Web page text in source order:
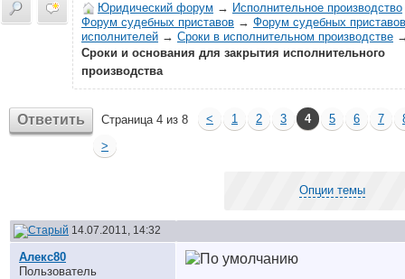
Юридический форум → Исполнительное производство
Форум судебных приставов → Форум судебных
исполнителей → Сроки в исполнительном производстве
Сроки и основания для закрытия исполнительного
производства
Ответить Страница 4 из 8 < 1 2 3 4 5 6 7
>
Опции темы
14.07.2011, 14:32
Алекс80
Пользователь